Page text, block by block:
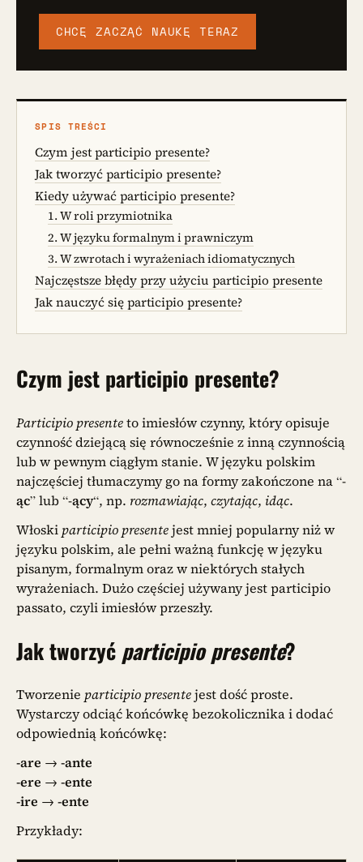
CHCĘ ZACZĄĆ NAUKĘ TERAZ
SPIS TREŚCI
Czym jest participio presente?
Jak tworzyć participio presente?
Kiedy używać participio presente?
1. W roli przymiotnika
2. W języku formalnym i prawniczym
3. W zwrotach i wyrażeniach idiomatycznych
Najczęstsze błędy przy użyciu participio presente
Jak nauczyć się participio presente?
Czym jest participio presente?
Participio presenteto imiesłów czynny, który opisuje
czynność dziejącą się równocześnie z inną czynnością
lub w pewnym ciągłym stanie. W języku polskim
najczęściej tłumaczymy go na formy zakończone na “-
ąc” lub “-ący“, np. rozmawiając, czytając, idąc.
Włoski participio presentejest mniej popularny niż w
języku polskim, ale pełni ważną funkcję w języku
pisanym, formalnym oraz w niektórych stałych
wyrażeniach. Dużo częściej używany jest participio
passato, czyli imiesłów przeszły.
Jak tworzyć participio presente?
Tworzenie participio presentejest dość proste.
Wystarczy odciąć końcówkę bezokolicznika i dodać
odpowiednią końcówkę:
-are → -ante
-ere → -ente
-ire → -ente
Przykłady: